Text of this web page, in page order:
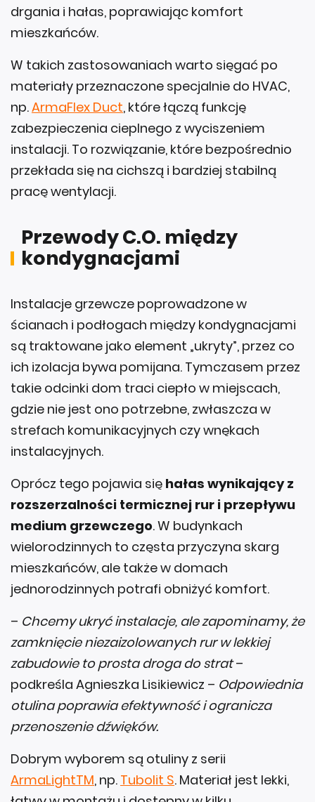
drgania i hałas, poprawiając komfort
mieszkańców.
W takich zastosowaniach warto sięgać po
materiały przeznaczone specjalnie do HVAC,
np.ArmaFlex Duct, które łączą funkcję
zabezpieczenia cieplnego z wyciszeniem
instalacji. To rozwiązanie, które bezpośrednio
przekłada się na cichszą i bardziej stabilną
pracę wentylacji.
Przewody C.O. między
kondygnacjami
Instalacje grzewcze poprowadzone w
ścianach i podłogach między kondygnacjami
są traktowane jako element „ukryty”, przez co
ich izolacja bywa pomijana. Tymczasem przez
takie odcinki dom traci ciepło w miejscach,
gdzie nie jest ono potrzebne, zwłaszcza w
strefach komunikacyjnych czy wnękach
instalacyjnych.
Oprócz tego pojawia się hałas wynikający z
rozszerzalności termicznej rur i przepływu
medium grzewczego. W budynkach
wielorodzinnych to częsta przyczyna skarg
mieszkańców, ale także w domach
jednorodzinnych potrafi obniżyć komfort.
– Chcemy ukryć instalacje, ale zapominamy, że
zamknięcie niezaizolowanych rur w lekkiej
zabudowie to prosta droga do strat–
podkreśla Agnieszka Lisikiewicz – Odpowiednia
otulina poprawia efektywność i ogranicza
przenoszenie dźwięków.
Dobrym wyborem są otuliny z serii
ArmaLightTM, np. Tubolit S. Materiał jest lekki,